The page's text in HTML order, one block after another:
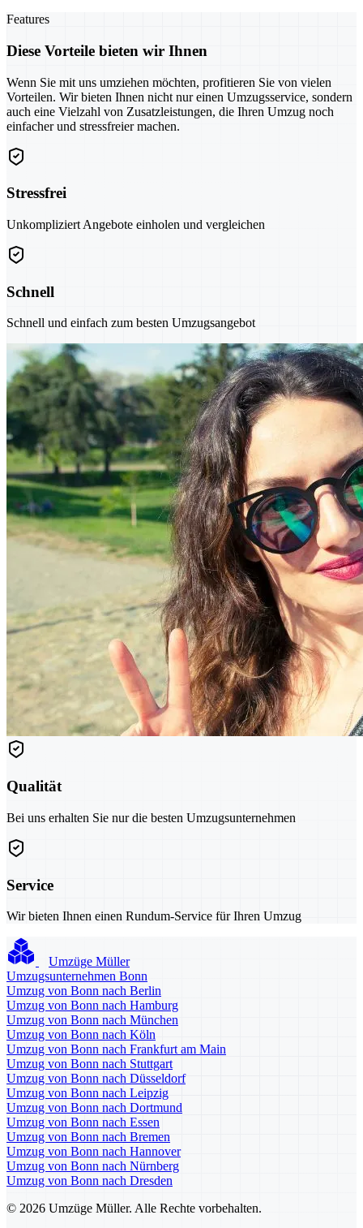
Features
Diese Vorteile bieten wir Ihnen
Wenn Sie mit uns umziehen möchten, profitieren Sie von vielen
Vorteilen. Wir bieten Ihnen nicht nur einen Umzugsservice, sondern
auch eine Vielzahl von Zusatzleistungen, die Ihren Umzug noch
einfacher und stressfreier machen.
Stressfrei
Unkompliziert Angebote einholen und vergleichen
Schnell
Schnell und einfach zum besten Umzugsangebot
Qualität
Bei uns erhalten Sie nur die besten Umzugsunternehmen
Service
Wir bieten Ihnen einen Rundum-Service für Ihren Umzug
Umzüge Müller
Umzugsunternehmen Bonn
Umzug von Bonn nach Berlin
Umzug von Bonn nach Hamburg
Umzug von Bonn nach München
Umzug von Bonn nach Köln
Umzug von Bonn nach Frankfurt am Main
Umzug von Bonn nach Stuttgart
Umzug von Bonn nach Düsseldorf
Umzug von Bonn nach Leipzig
Umzug von Bonn nach Dortmund
Umzug von Bonn nach Essen
Umzug von Bonn nach Bremen
Umzug von Bonn nach Hannover
Umzug von Bonn nach Nürnberg
Umzug von Bonn nach Dresden
© 2026 Umzüge Müller. Alle Rechte vorbehalten.